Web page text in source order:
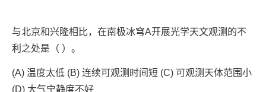
与北京和兴隆相比，在南极冰穹A开展光学天文观测的不
利之处是（ ）。
(A) 温度太低 (B) 连续可观测时间短 (C) 可观测天体范围小
(D) 大气宁静度不好